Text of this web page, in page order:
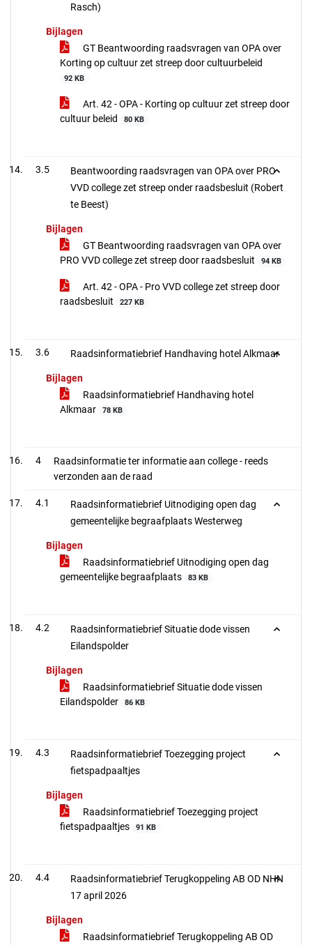
Rasch)
Bijlagen
GT Beantwoording raadsvragen van OPA over
Korting op cultuur zet streep door cultuurbeleid
92 KB
Art. 42 - OPA - Korting op cultuur zet streep door
cultuur beleid
80 KB
3.5
Beantwoording raadsvragen van OPA over PRO
VVD college zet streep onder raadsbesluit (Robert
te Beest)
Bijlagen
GT Beantwoording raadsvragen van OPA over
PRO VVD college zet streep door raadsbesluit
94 KB
Art. 42 - OPA - Pro VVD college zet streep door
raadsbesluit
227 KB
3.6 Raadsinformatiebrief Handhaving hotel Alkmaar
Bijlagen
Raadsinformatiebrief Handhaving hotel
Alkmaar
78 KB
4
Raadsinformatie ter informatie aan college - reeds
verzonden aan de raad
4.1
Raadsinformatiebrief Uitnodiging open dag
gemeentelijke begraafplaats Westerweg
Bijlagen
Raadsinformatiebrief Uitnodiging open dag
gemeentelijke begraafplaats
83 KB
4.2
Raadsinformatiebrief Situatie dode vissen
Eilandspolder
Bijlagen
Raadsinformatiebrief Situatie dode vissen
Eilandspolder
86 KB
4.3
Raadsinformatiebrief Toezegging project
fietspadpaaltjes
Bijlagen
Raadsinformatiebrief Toezegging project
fietspadpaaltjes
91 KB
4.4
Raadsinformatiebrief Terugkoppeling AB OD NHN
17 april 2026
Bijlagen
Raadsinformatiebrief Terugkoppeling AB OD